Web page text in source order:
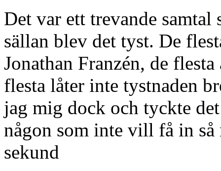
Det var ett trevande samtal
sällan blev det tyst. De
Jonathan Franzén, de
flesta låter inte tystnaden
jag mig dock och tyckte
någon som inte vill få in
sekund